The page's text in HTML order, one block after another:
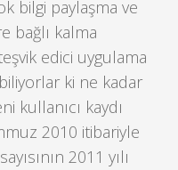
bilgi paylaşma ve
bağlı kalma
edici uygulama
ki ne kadar
kullanıcı kaydı
2010 itibariyle
2011 yılı